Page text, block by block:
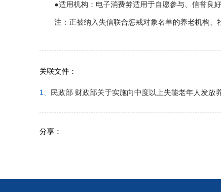
●适用机构：电子消费劵适用于自愿参与、信誉良
注：正被纳入失信联合惩戒对象名单的养老机构、
关联文件：
1、 民政部 财政部关于实施向中度以上失能老年人发放
分享：